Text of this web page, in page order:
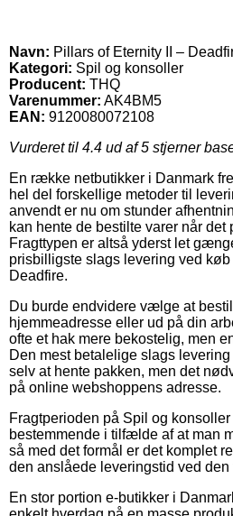
Navn: Pillars of Eternity II –
Kategori: Spil og konsoller
Producent: THQ
Varenummer: AK4BM5
EAN: 9120080072108
Vurderet til 4.4 ud af 5 stjerner
En række netbutikker i Danmark
hel del forskellige metoder til
anvendt er nu om stunder
kan hente de bestilte varer når det
Fragttypen er altså yderst let
prisbilligste slags levering ved
Deadfire.
Du burde endvidere vælge at
hjemmeadresse eller ud på din
ofte et hak mere bekostelig, men
Den mest betalelige slags
selv at hente pakken, men det
på online webshoppens adresse.
Fragtperioden på Spil og
bestemmende i tilfælde af at man
så med det formål er det komplet
den anslåede leveringstid ved
En stor portion e-butikker i